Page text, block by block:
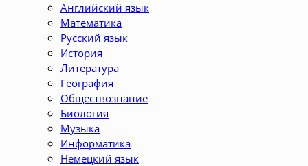
Английский язык
Математика
Русский язык
История
Литература
География
Обществознание
Биология
Музыка
Информатика
Немецкий язык